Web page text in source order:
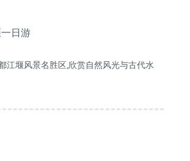
日游
江堰风景名胜区,欣赏自然风光与古代水